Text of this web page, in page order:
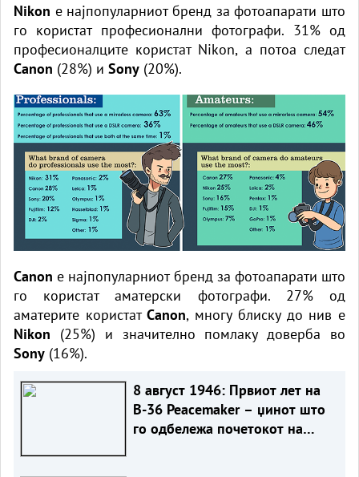
Nikon е најпопуларниот бренд за фотоапарати што
го користат професионални фотографи. 31% од
професионалците користат Nikon, а потоа следат
Canon (28%) и Sony (20%).
Canon е најпопуларниот бренд за фотоапарати што
го користат аматерски фотографи. 27% од
аматерите користатCanon, многу блиску до нив е
Nikon (25%) и значително помлаку доверба во
Sony (16%).
8 август 1946: Првиот лет на
B-36 Peacemaker – џинот што
го одбележа почетокот на